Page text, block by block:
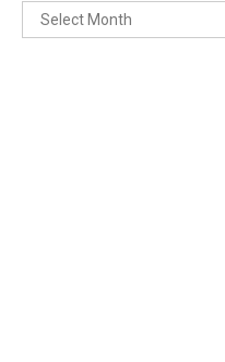
Arsip